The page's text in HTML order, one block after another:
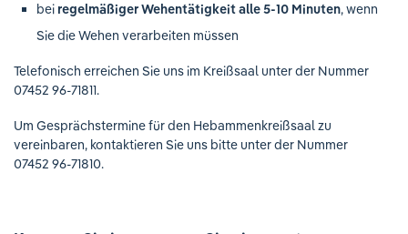
bei regelmäßiger Wehentätigkeit alle 5-10 Minuten, wenn
Sie die Wehen verarbeiten müssen
Telefonisch erreichen Sie uns im Kreißsaal unter der Nummer
07452 96-71811.
Um Gesprächstermine für den Hebammenkreißsaal zu
vereinbaren, kontaktieren Sie uns bitte unter der Nummer
07452 96-71810.